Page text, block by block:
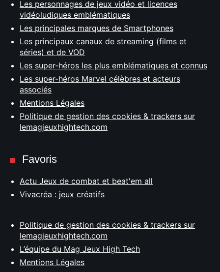
Les personnages de jeux vidéo et licences
vidéoludiques emblématiques
Les principales marques de Smartphones
Les principaux canaux de streaming (films et
séries) et de VOD
Les super-héros les plus emblématiques et connus
Les super-héros Marvel célèbres et acteurs
associés
Mentions Légales
Politique de gestion des cookies & trackers sur
lemagjeuxhightech.com
Favoris
Actu Jeux de combat et beat'em all
Vivacréa : jeux créatifs
Politique de gestion des cookies & trackers sur
lemagjeuxhightech.com
L’équipe du Mag Jeux High Tech
Mentions Légales